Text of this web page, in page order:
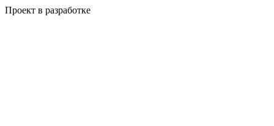
Проект в разработке